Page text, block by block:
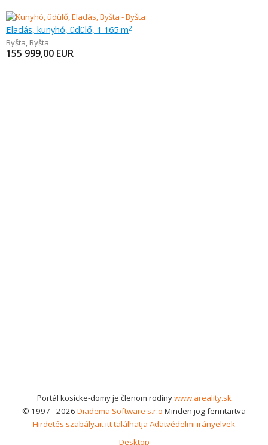
Eladás, kunyhó, üdülő, 1 165 m2
Byšta, Byšta
155 999,00 EUR
Portál kosicke-domy je členom rodinywww.areality.sk
© 1997 - 2026 Diadema Software s.r.o Minden jog fenntartva
Hirdetés szabályait itt találhatja Adatvédelmi irányelvek
Desktop